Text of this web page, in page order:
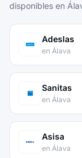
disponibles en
Adeslas
en Álava
Sanitas
en Álava
Asisa
en Álava